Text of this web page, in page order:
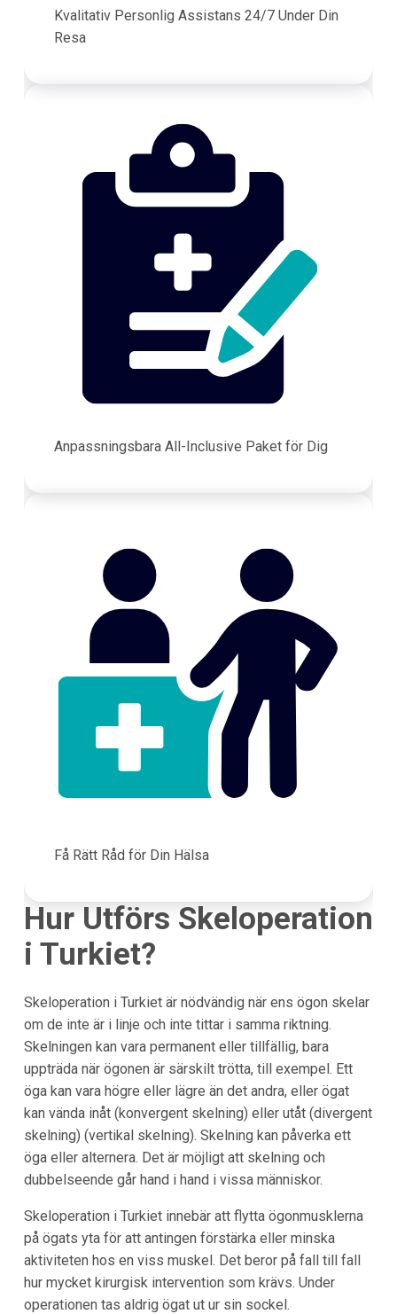
Kvalitativ Personlig Assistans 24/7 Under Din
Resa
Anpassningsbara All-Inclusive Paket för Dig
Få Rätt Råd för Din Hälsa
Hur Utförs Skeloperation
i Turkiet?
Skeloperation i Turkiet är nödvändig när ens ögon skelar
om de inte är i linje och inte tittar i samma riktning.
Skelningen kan vara permanent eller tillfällig, bara
uppträda när ögonen är särskilt trötta, till exempel. Ett
öga kan vara högre eller lägre än det andra, eller ögat
kan vända inåt (konvergent skelning) eller utåt (divergent
skelning) (vertikal skelning). Skelning kan påverka ett
öga eller alternera. Det är möjligt att skelning och
dubbelseende går hand i hand i vissa människor.
Skeloperation i Turkiet innebär att flytta ögonmusklerna
på ögats yta för att antingen förstärka eller minska
aktiviteten hos en viss muskel. Det beror på fall till fall
hur mycket kirurgisk intervention som krävs. Under
operationen tas aldrig ögat ut ur sin sockel.